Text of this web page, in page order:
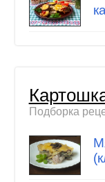
Подборка